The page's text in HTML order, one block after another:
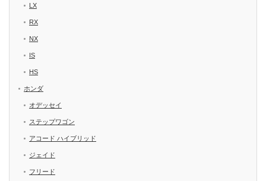
LX
RX
NX
IS
HS
ホンダ
オデッセイ
ステップワゴン
アコード ハイブリッド
ジェイド
フリード